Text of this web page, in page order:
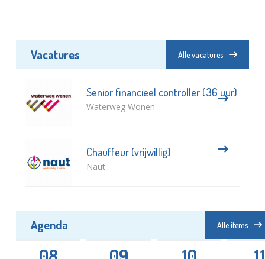
Vacatures Alle vacatures
Senior financieel controller (36 uur)
Waterweg Wonen
Chauffeur (vrijwillig)
Naut
Agenda Alle items